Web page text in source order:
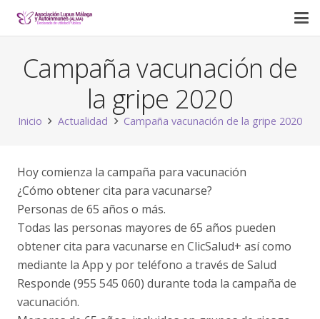
Campaña vacunación de
la gripe 2020
Inicio Actualidad Campaña vacunación de la gripe 2020
Hoy comienza la campaña para vacunación
¿Cómo obtener cita para vacunarse?
Personas de 65 años o más.
Todas las personas mayores de 65 años pueden
obtener cita para vacunarse en ClicSalud+ así como
mediante la App y por teléfono a través de Salud
Responde (955 545 060) durante toda la campaña de
vacunación.